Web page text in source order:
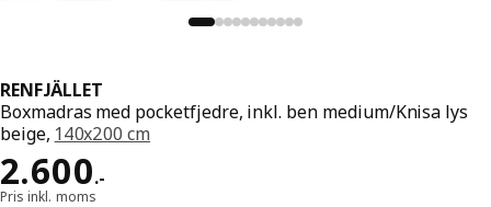
RENFJÄLLET
Boxmadras med pocketfjedre, inkl. ben medium/Knisa lys
beige, 140x200 cm
2.600.-
Pris 2600.-
Pris inkl. moms